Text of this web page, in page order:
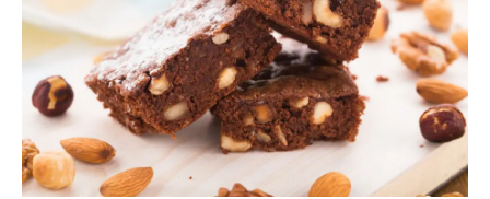
המלצות
ניהול מוניטין
צור קשר